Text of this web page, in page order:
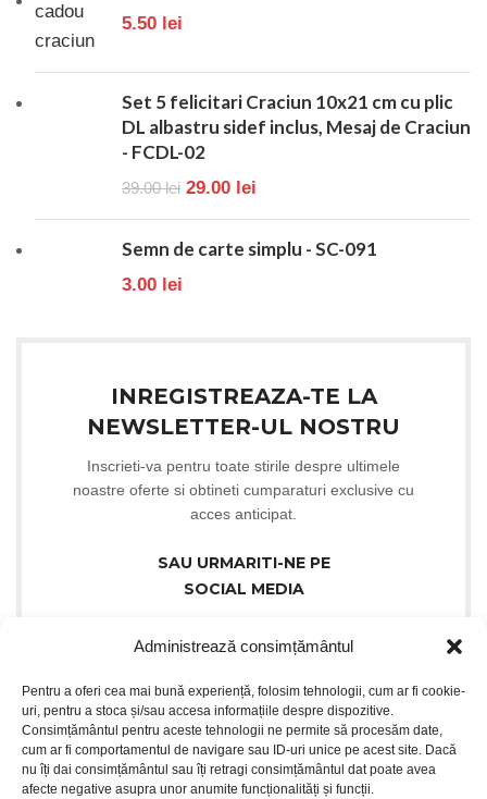
Administrează consimțământul
Pentru a oferi cea mai bună experiență, folosim tehnologii, cum ar fi cookie-
uri, pentru a stoca și/sau accesa informațiile despre dispozitive.
Consimțământul pentru aceste tehnologii ne permite să procesăm date,
cum ar fi comportamentul de navigare sau ID-uri unice pe acest site. Dacă
nu îți dai consimțământul sau îți retragi consimțământul dat poate avea
afecte negative asupra unor anumite funcționalități și funcții.
5.50 lei
Set 5 felicitari Craciun 10x21 cm cu plic
DL albastru sidef inclus, Mesaj de Craciun
- FCDL-02
39.00lei 29.00 lei
Semn de carte simplu - SC-091
3.00 lei
INREGISTREAZA-TE LA
NEWSLETTER-UL NOSTRU
Inscrieti-va pentru toate stirile despre ultimele
noastre oferte si obtineti cumparaturi exclusive cu
acces anticipat.
SAU URMARITI-NE PE
SOCIAL MEDIA